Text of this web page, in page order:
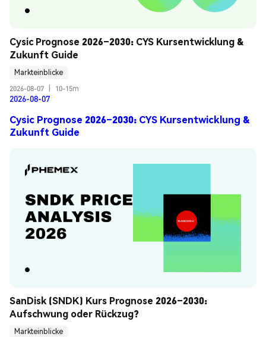
Cysic Prognose 2026–2030: CYS Kursentwicklung &
Zukunft Guide
Markteinblicke
2026-08-07
10-15m
2026-08-07
Cysic Prognose 2026–2030: CYS Kursentwicklung &
Zukunft Guide
SanDisk (SNDK) Kurs Prognose 2026–2030:
Aufschwung oder Rückzug?
Markteinblicke